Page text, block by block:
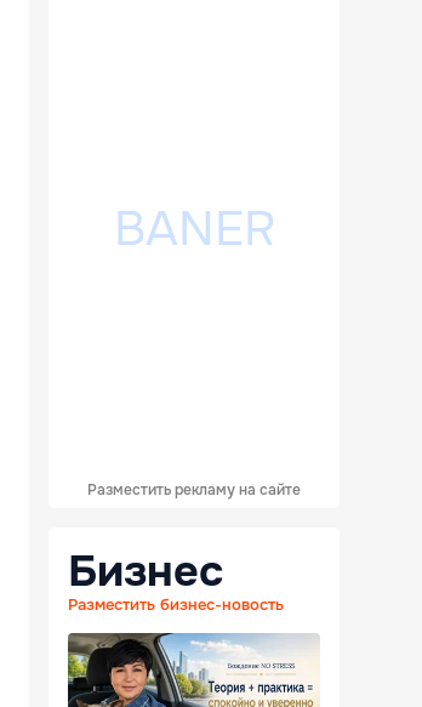
Разместить рекламу на сайте
Бизнес
Разместить бизнес-новость